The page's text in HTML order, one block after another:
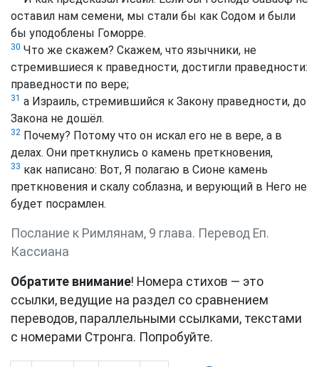
оставил нам семени, мы стали бы как Содом и были
бы уподоблены Гоморре.
30 Что же скажем? Скажем, что язычники, не
стремившиеся к праведности, достигли праведности:
праведности по вере;
31 а Израиль, стремившийся к Закону праведности, до
Закона не дошёл.
32 Почему? Потому что он искал его не в вере, а в
делах. Они преткнулись о камень преткновения,
33 как написано: Вот, Я полагаю в Сионе камень
преткновения и скалу соблазна, и верующий в Него не
будет посрамлен.
Послание к Римлянам, 9 глава. Перевод Еп.
Кассиана
Обратите внимание! Номера стихов — это
ссылки, ведущие на раздел со сравнением
переводов, параллельными ссылками, текстами
с номерами Стронга. Попробуйте.